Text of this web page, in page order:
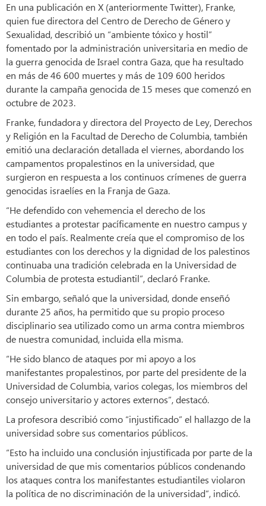
En una publicación en X (anteriormente Twitter), Franke,
quien fue directora del Centro de Derecho de Género y
Sexualidad, describió un “ambiente tóxico y hostil”
fomentado por la administración universitaria en medio de
la guerra genocida de Israel contra Gaza, que ha resultado
en más de 46 600 muertes y más de 109 600 heridos
durante la campaña genocida de 15 meses que comenzó en
octubre de 2023.
Franke, fundadora y directora del Proyecto de Ley, Derechos
y Religión en la Facultad de Derecho de Columbia, también
emitió una declaración detallada el viernes, abordando los
campamentos propalestinos en la universidad, que
surgieron en respuesta a los continuos crímenes de guerra
genocidas israelíes en la Franja de Gaza.
“He defendido con vehemencia el derecho de los
estudiantes a protestar pacíficamente en nuestro campus y
en todo el país. Realmente creía que el compromiso de los
estudiantes con los derechos y la dignidad de los palestinos
continuaba una tradición celebrada en la Universidad de
Columbia de protesta estudiantil”, declaró Franke.
Sin embargo, señaló que la universidad, donde enseñó
durante 25 años, ha permitido que su propio proceso
disciplinario sea utilizado como un arma contra miembros
de nuestra comunidad, incluida ella misma.
“He sido blanco de ataques por mi apoyo a los
manifestantes propalestinos, por parte del presidente de la
Universidad de Columbia, varios colegas, los miembros del
consejo universitario y actores externos”, destacó.
La profesora describió como “injustificado” el hallazgo de la
universidad sobre sus comentarios públicos.
“Esto ha incluido una conclusión injustificada por parte de la
universidad de que mis comentarios públicos condenando
los ataques contra los manifestantes estudiantiles violaron
la política de no discriminación de la universidad”, indicó.